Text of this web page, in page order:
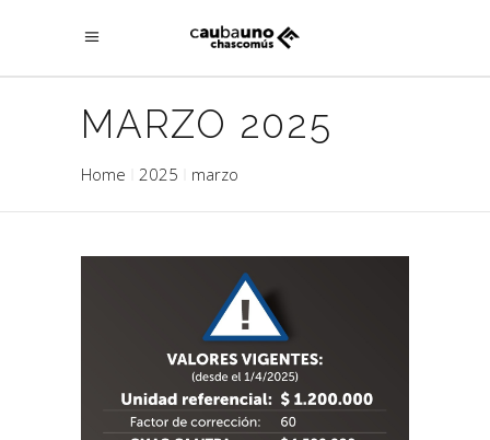
MARZO 2025
Home 2025 marzo